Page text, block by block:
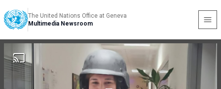
The United Nations Office at Geneva
Multimedia Newsroom